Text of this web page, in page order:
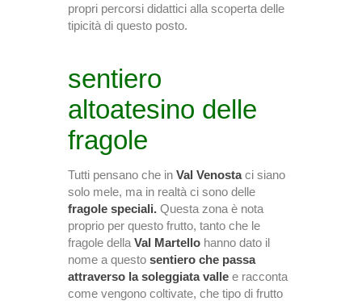
propri percorsi didattici alla scoperta delle
tipicità di questo posto.
sentiero
altoatesino delle
fragole
Tutti pensano che in Val Venostaci siano
solo mele, ma in realtà ci sono delle
fragole speciali. Questa zona è nota
proprio per questo frutto, tanto che le
fragole della Val Martello hanno dato il
nome a questo sentiero che passa
attraverso la soleggiata valle e racconta
come vengono coltivate, che tipo di frutto